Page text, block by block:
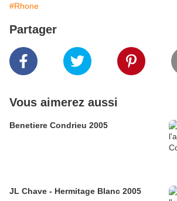
#Rhone
Partager
Vous aimerez aussi
Benetiere Condrieu 2005
JL Chave - Hermitage Blanc 2005